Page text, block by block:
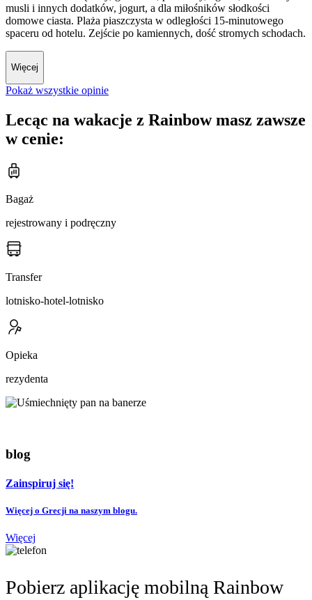
musli i innych dodatków, jogurt, a dla miłośników słodkości
domowe ciasta. Plaża piaszczysta w odległości 15-minutowego
spaceru od hotelu. Zejście po kamiennych, dość stromych schodach.
Więcej
Pokaż wszystkie opinie
Lecąc na wakacje z Rainbow masz zawsze
w cenie:
Bagaż
rejestrowany i podręczny
Transfer
lotnisko-hotel-lotnisko
Opieka
rezydenta
blog
Zainspiruj się!
Więcej o Grecji na naszym blogu.
Więcej
Pobierz aplikację mobilną Rainbow